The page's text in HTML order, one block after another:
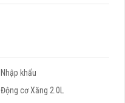
Nhập khẩu
Động cơ Xăng 2.0L